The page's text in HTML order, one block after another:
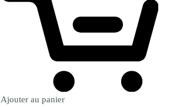
Ajouter au panier